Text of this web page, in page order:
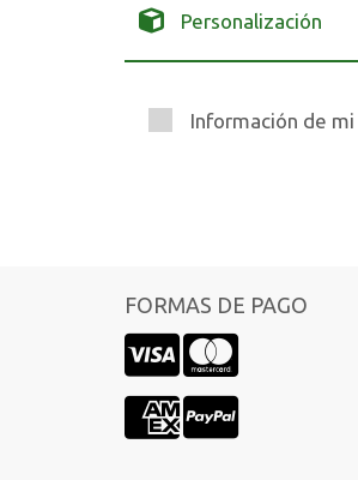
Personalización
Información de
FORMAS DE PAGO